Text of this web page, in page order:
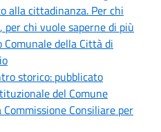
alla cittadinanza. Per chi
chi vuole saperne di più
Comunale della Città di
storico: pubblicato
del Comune
Consiliare per